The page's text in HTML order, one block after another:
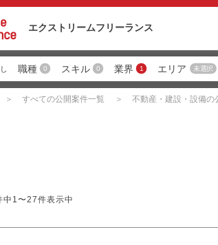
エクストリームフリーランス
職種 0 スキル 0 業界 1 エリア 未選択
中 1〜27件表示中
すべての公開案件一覧 不動産・建設・設備の